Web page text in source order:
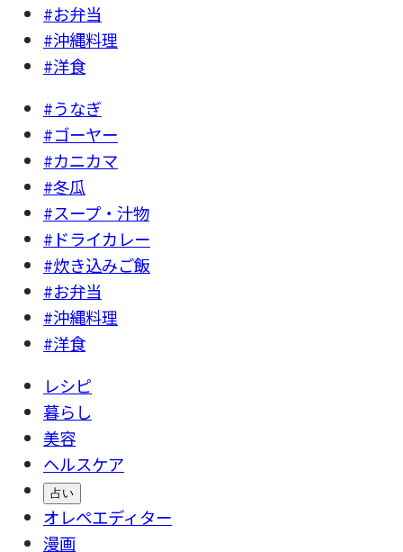
#お弁当
#沖縄料理
#洋食
#うなぎ
#ゴーヤー
#カニカマ
#冬瓜
#スープ・汁物
#ドライカレー
#炊き込みご飯
#お弁当
#沖縄料理
#洋食
レシピ
暮らし
美容
ヘルスケア
占い
オレペエディター
漫画